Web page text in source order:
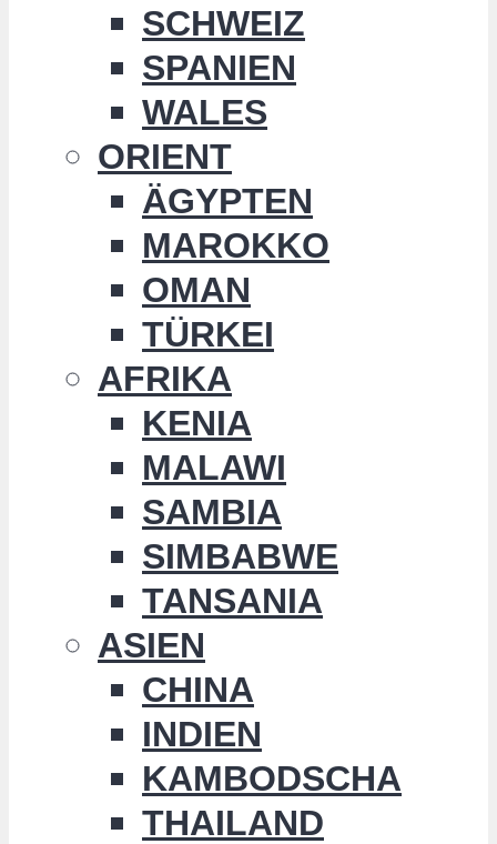
SCHWEIZ
SPANIEN
WALES
ORIENT
ÄGYPTEN
MAROKKO
OMAN
TÜRKEI
AFRIKA
KENIA
MALAWI
SAMBIA
SIMBABWE
TANSANIA
ASIEN
CHINA
INDIEN
KAMBODSCHA
THAILAND